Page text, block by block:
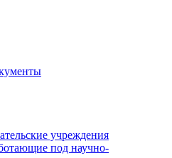
учреждения
под научно-